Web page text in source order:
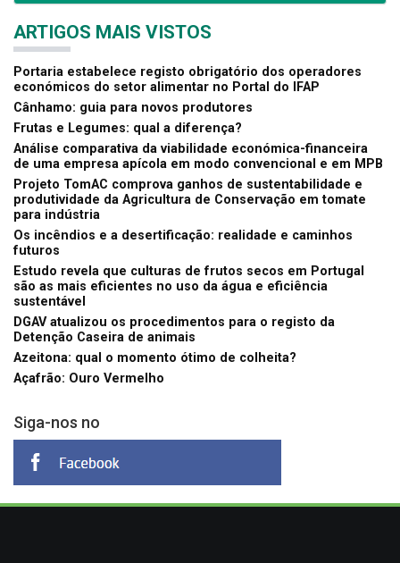
ARTIGOS MAIS VISTOS
Portaria estabelece registo obrigatório dos operadores
económicos do setor alimentar no Portal do IFAP
Cânhamo: guia para novos produtores
Frutas e Legumes: qual a diferença?
Análise comparativa da viabilidade económica-financeira
de uma empresa apícola em modo convencional e em MPB
Projeto TomAC comprova ganhos de sustentabilidade e
produtividade da Agricultura de Conservação em tomate
para indústria
Os incêndios e a desertificação: realidade e caminhos
futuros
Estudo revela que culturas de frutos secos em Portugal
são as mais eficientes no uso da água e eficiência
sustentável
DGAV atualizou os procedimentos para o registo da
Detenção Caseira de animais
Azeitona: qual o momento ótimo de colheita?
Açafrão: Ouro Vermelho
Siga-nos no